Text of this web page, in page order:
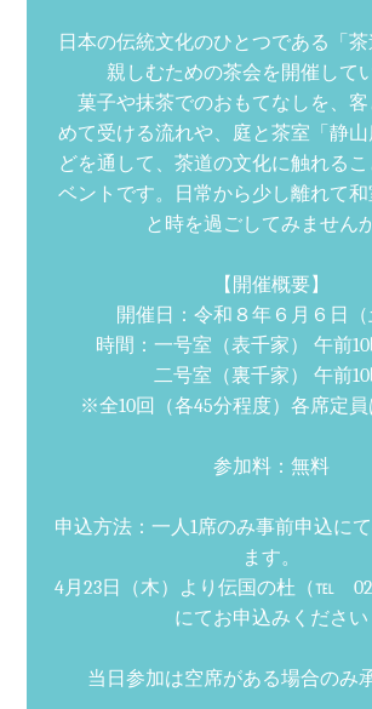
日本の伝統文化のひとつである「
親しむための茶会を開催して
菓子や抹茶でのおもてなしを、客
めて受ける流れや、庭と茶室「静
どを通して、茶道の文化に触れる
ベントです。日常から少し離れて
と時を過ごしてみませんか
【開催概要】
開催日：令和８年６月６日
時間：一号室（表千家） 午前10
二号室（裏千家） 午前10
※全10回（各45分程度）各席定員
参加料：無料
申込方法：一人1席のみ事前申込に
ます。
4月23日（木）より伝国の杜（℡
にてお申込みください
当日参加は空席がある場合のみ